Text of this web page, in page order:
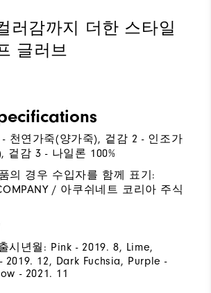
러감까지 더한 스타일
글러브
천연가죽(양가죽), 겉감 2 - 인조가
겉감 3 - 나일론 100%
의 경우 수입자를 함께 표기:
/ 아쿠쉬네트 코리아 주식
시년월: Pink - 2019. 8, Lime,
2019. 12, Dark Fuchsia, Purple -
- 2021. 11